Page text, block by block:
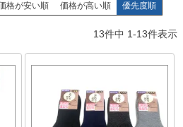
格が安い順 価格が高い順 優先度順
13件中 1-13件表示